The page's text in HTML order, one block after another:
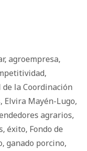
, agroempresa,
,
la Coordinación
, Elvira Mayén-Lugo,
agrarios,
, éxito, Fondo de
, ganado porcino,